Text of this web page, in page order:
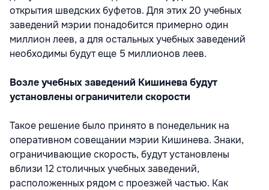
открытия шведских буфетов. Для этих 20 учебных
заведений мэрии понадобится примерно один
миллион леев, а для остальных учебных заведений
необходимы будут еще 5 миллионов леев.
Возле учебных заведений Кишинева будут
установлены ограничители скорости
Такое решение было принято в понедельник на
оперативном совещании мэрии Кишинева. Знаки,
ограничивающие скорость, будут установлены
вблизи 12 столичных учебных заведений,
расположенных рядом с проезжей частью. Как